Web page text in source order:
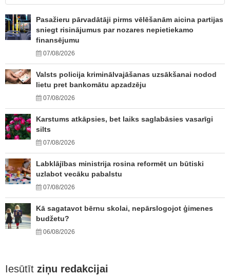
Pasažieru pārvadātāji pirms vēlēšanām aicina partijas
sniegt risinājumus par nozares nepietiekamo
finansējumu
07/08/2026
Valsts policija kriminālvajāšanas uzsākšanai nodod
lietu pret bankomātu apzadzēju
07/08/2026
Karstums atkāpsies, bet laiks saglabāsies vasarīgi
silts
07/08/2026
Labklājības ministrija rosina reformēt un būtiski
uzlabot vecāku pabalstu
07/08/2026
Kā sagatavot bērnu skolai, nepārslogojot ģimenes
budžetu?
06/08/2026
Iesūtīt ziņu redakcijai